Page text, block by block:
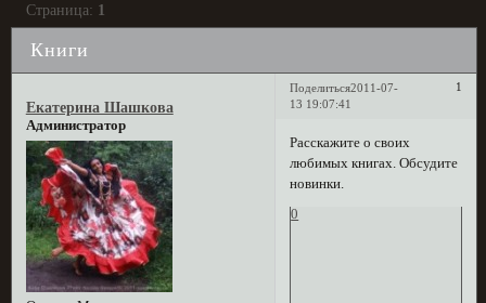
Книги
Страница: 1
Поделиться 1
2011-07-
13 19:07:41
Екатерина Шашкова
Администратор
Расскажите о своих
любимых книгах. Обсудите
новинки.
0